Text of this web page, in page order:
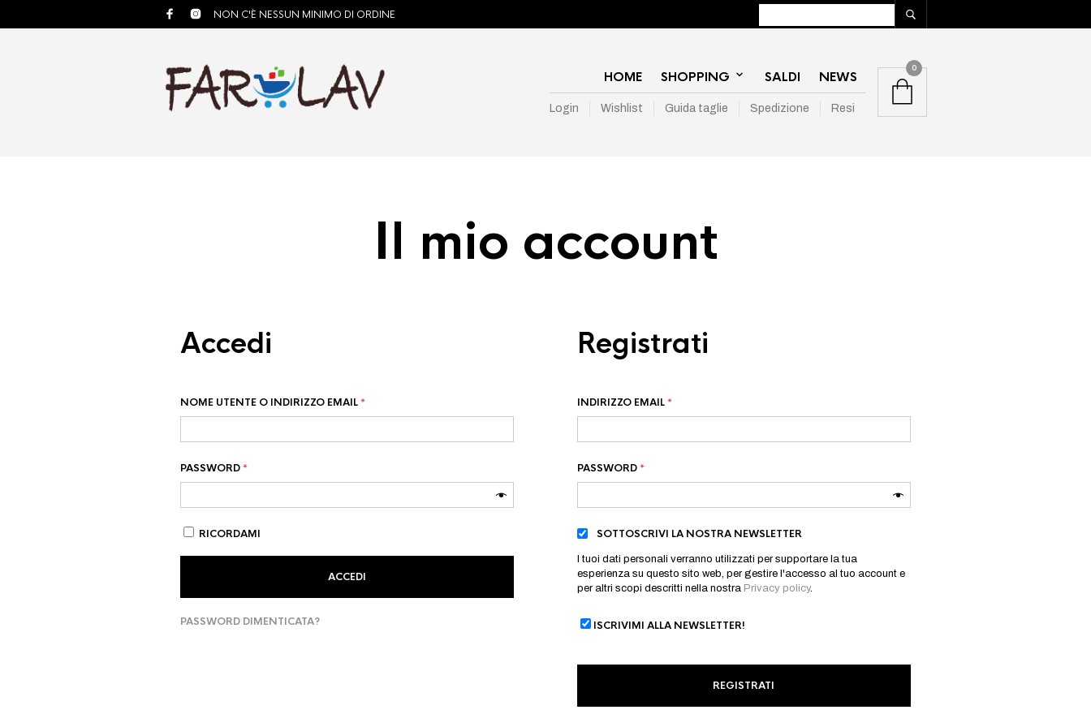
NON C'È NESSUN MINIMO DI ORDINE
HOME SHOPPING SALDI NEWS
Login Wishlist Guida taglie Spedizione Resi
0
Il mio account
Accedi
NOME UTENTE O INDIRIZZO EMAIL*RICHIESTO
PASSWORD*RICHIESTO
RICORDAMI
ACCEDI
PASSWORD DIMENTICATA?
Registrati
INDIRIZZO EMAIL*RICHIESTO
PASSWORD*RICHIESTO
SOTTOSCRIVI LA NOSTRA NEWSLETTER
I tuoi dati personali verranno utilizzati per supportare la tua
esperienza su questo sito web, per gestire l'accesso al tuo account e
per altri scopi descritti nella nostra Privacy policy.
ISCRIVIMI ALLA NEWSLETTER!
REGISTRATI